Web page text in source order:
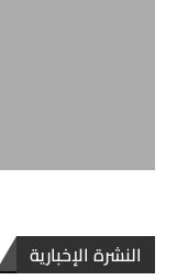
النشرة الإخبارية